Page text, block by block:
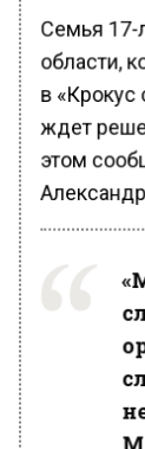
Семья
области,
в
ждет
этом